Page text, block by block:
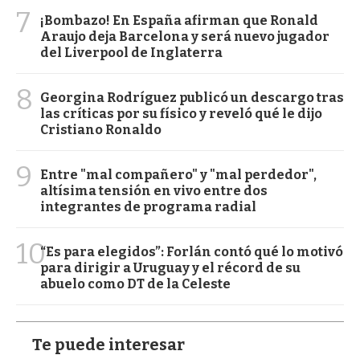
7
¡Bombazo! En España afirman que Ronald
Araujo deja Barcelona y será nuevo jugador
del Liverpool de Inglaterra
8
Georgina Rodríguez publicó un descargo tras
las críticas por su físico y reveló qué le dijo
Cristiano Ronaldo
9
Entre "mal compañero" y "mal perdedor",
altísima tensión en vivo entre dos
integrantes de programa radial
10“Es para elegidos”: Forlán contó qué lo motivó
para dirigir a Uruguay y el récord de su
abuelo como DT de la Celeste
Te puede interesar